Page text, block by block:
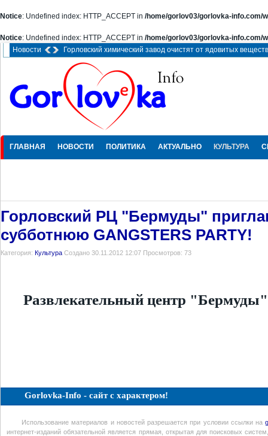
Notice: Undefined index: HTTP_ACCEPT in /home/gorlov03/gorlovka-info.com/
Notice: Undefined index: HTTP_ACCEPT in /home/gorlov03/gorlovka-info.com/
Новости
Горловский химический завод очистят от ядовитых
ГЛАВНАЯ НОВОСТИ ПОЛИТИКА АКТУАЛЬНО КУЛЬТУРА
Горловский РЦ "Бермуды"
субботнюю GANGSTERS PARTY!
Категория: Культура Создано 30.11.2012 12:07 Просмотров: 73
Развлекательный центр
Gorlovka-Info - сайт с характером!
Использование материалов и новостей разрешается при условии ссылки на
интернет-изданий обязательной является прямая, открытая для поисковых